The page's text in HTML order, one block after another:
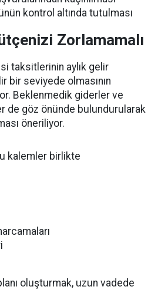
kontrol altında tutulması
Zorlamamalı
taksitlerinin aylık gelir
bir seviyede olmasının
Beklenmedik giderler ve
de göz önünde bulundurularak
öneriliyor.
kalemler birlikte
oluşturmak, uzun vadede